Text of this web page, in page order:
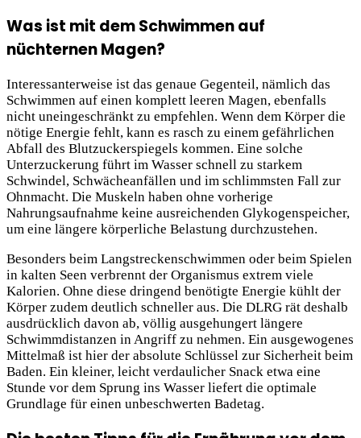
Was ist mit dem Schwimmen auf
nüchternen Magen?
Interessanterweise ist das genaue Gegenteil, nämlich das
Schwimmen auf einen komplett leeren Magen, ebenfalls
nicht uneingeschränkt zu empfehlen. Wenn dem Körper die
nötige Energie fehlt, kann es rasch zu einem gefährlichen
Abfall des Blutzuckerspiegels kommen. Eine solche
Unterzuckerung führt im Wasser schnell zu starkem
Schwindel, Schwächeanfällen und im schlimmsten Fall zur
Ohnmacht. Die Muskeln haben ohne vorherige
Nahrungsaufnahme keine ausreichenden Glykogenspeicher,
um eine längere körperliche Belastung durchzustehen.
Besonders beim Langstreckenschwimmen oder beim Spielen
in kalten Seen verbrennt der Organismus extrem viele
Kalorien. Ohne diese dringend benötigte Energie kühlt der
Körper zudem deutlich schneller aus. Die DLRG rät deshalb
ausdrücklich davon ab, völlig ausgehungert längere
Schwimmdistanzen in Angriff zu nehmen. Ein ausgewogenes
Mittelmaß ist hier der absolute Schlüssel zur Sicherheit beim
Baden. Ein kleiner, leicht verdaulicher Snack etwa eine
Stunde vor dem Sprung ins Wasser liefert die optimale
Grundlage für einen unbeschwerten Badetag.